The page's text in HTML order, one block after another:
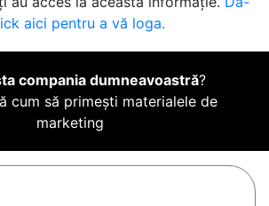
aici pentru a vă loga.
compania dumneavoastră?
cum să primești materialele de
marketing